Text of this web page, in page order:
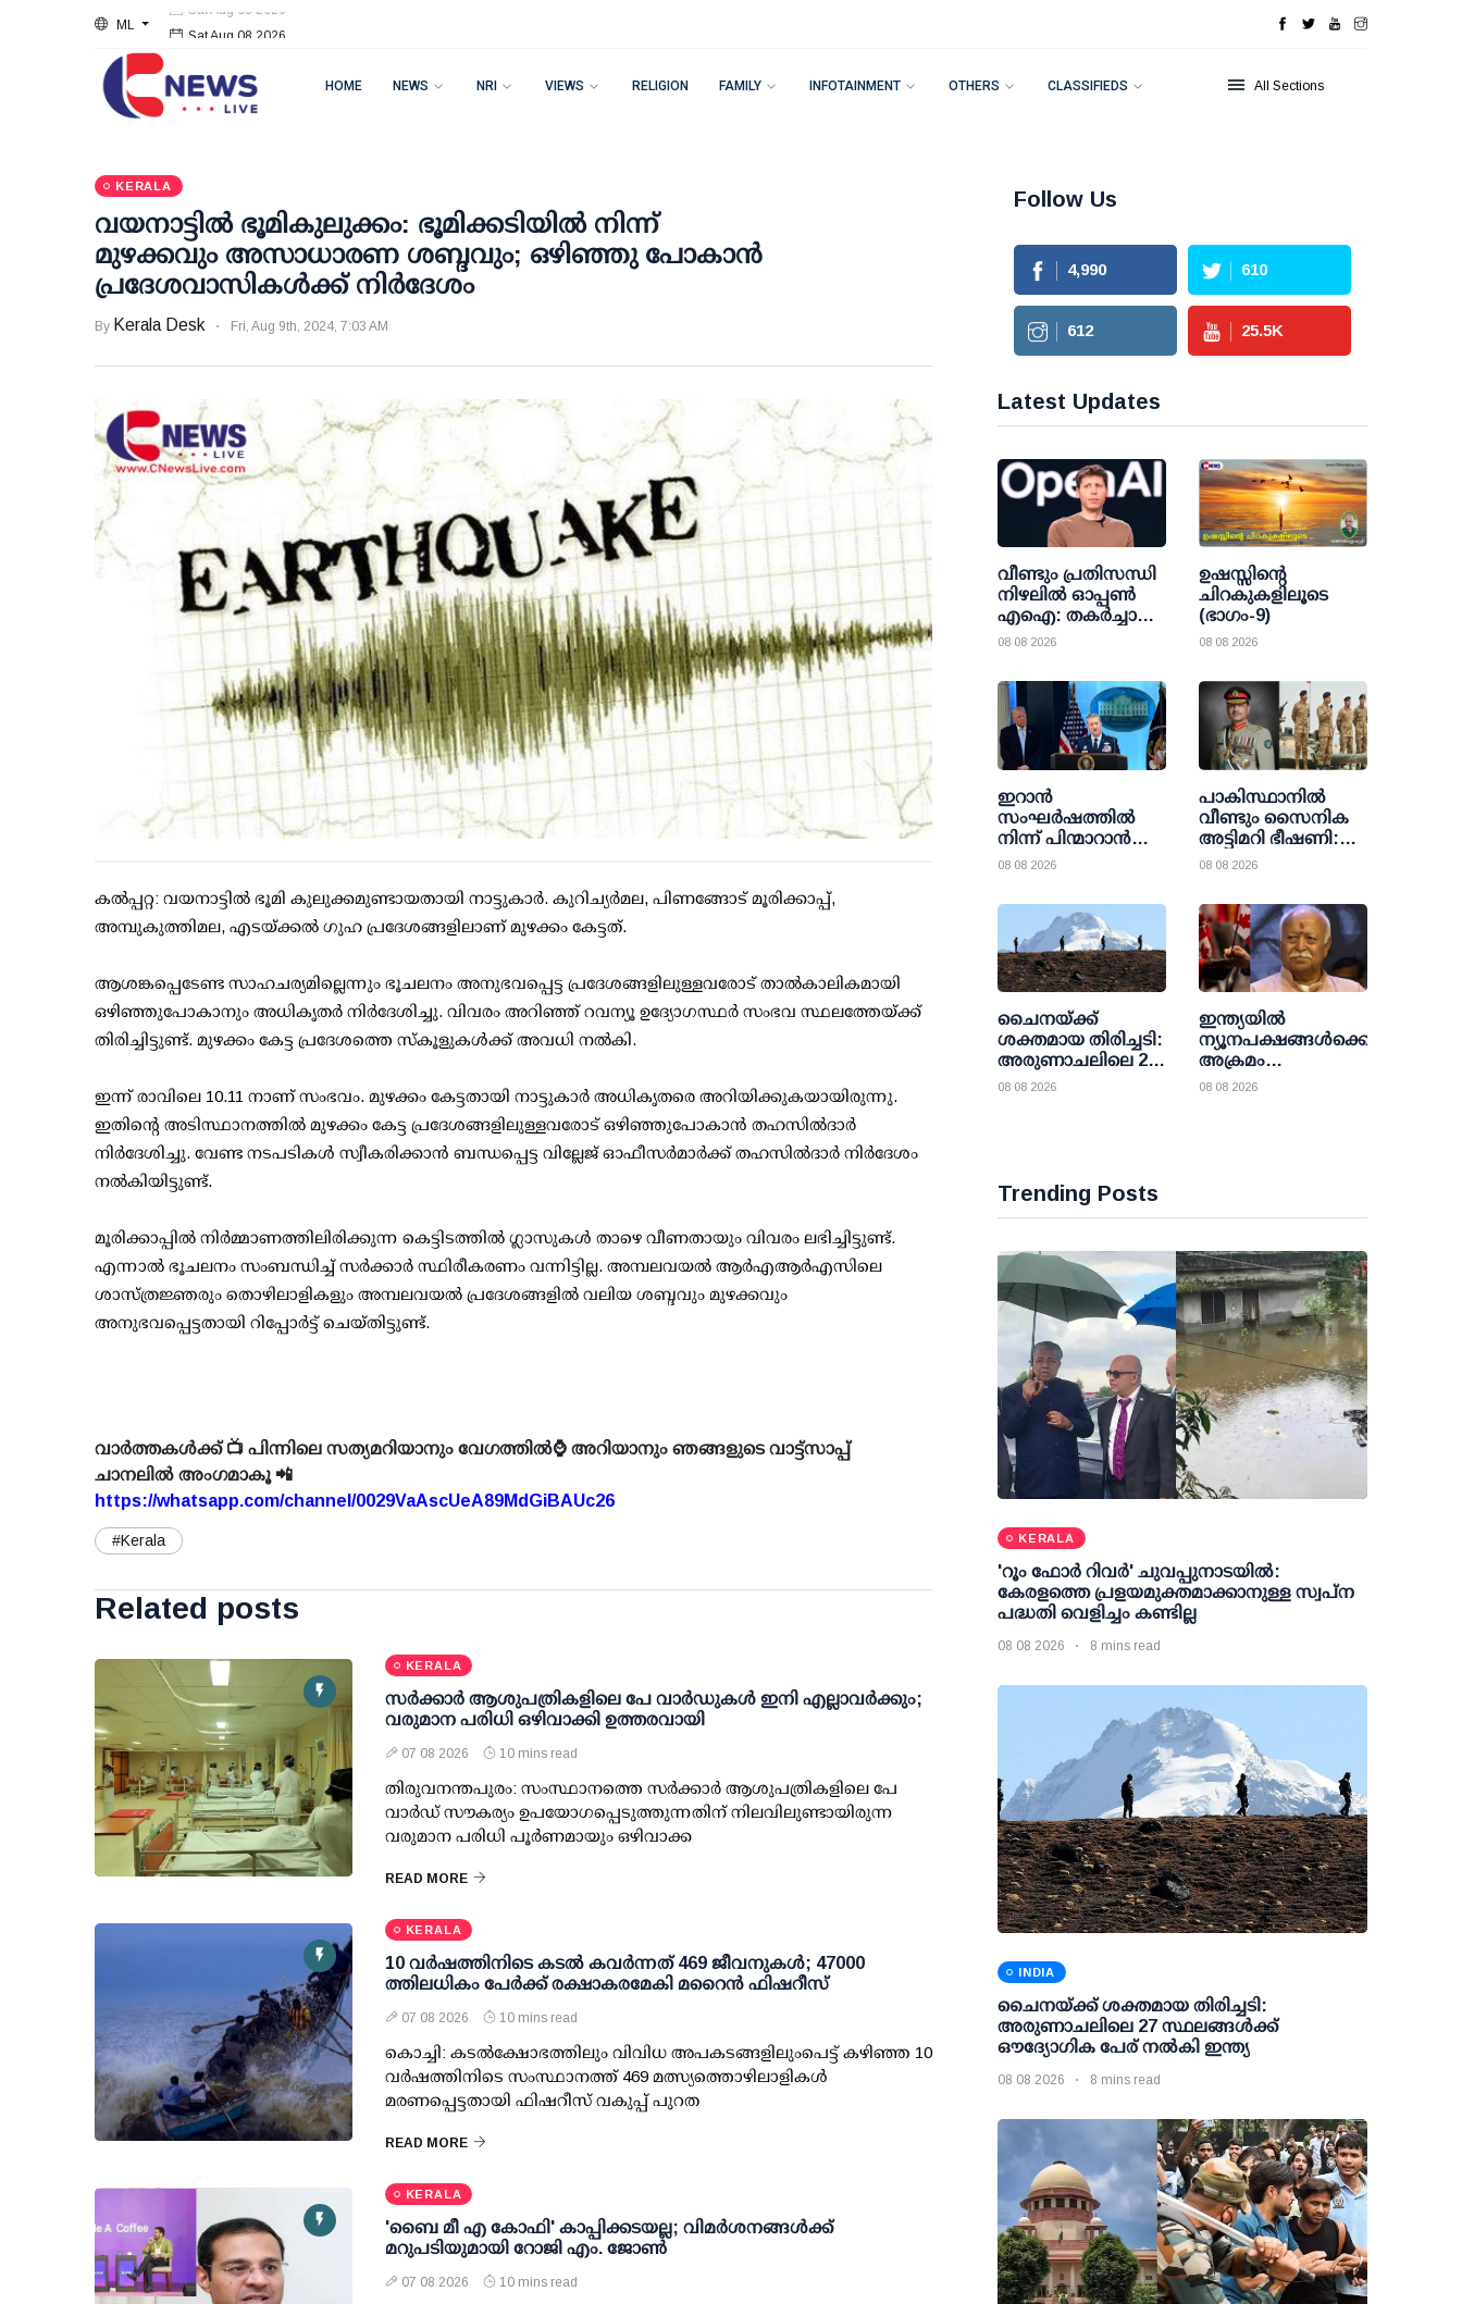
ML
HOME NEWS NRI VIEWS RELIGION FAMILY INFOTAINMENT OTHERS CLASSIFIEDS All Sections
KERALA
വയനാട്ടില്‍ ഭൂമികുലുക്കം: ഭൂമിക്കടിയില്‍ നിന്ന്
മുഴക്കവും അസാധാരണ ശബ്ദവും; ഒഴിഞ്ഞു പോകാന്‍
പ്രദേശവാസികള്‍ക്ക് നിര്‍ദേശം
By Kerala Desk Fri, Aug 9th, 2024, 7:03 AM
കല്‍പ്പറ്റ: വയനാട്ടില്‍ ഭൂമി കുലുക്കമുണ്ടായതായി നാട്ടുകാര്‍. കുറിച്യര്‍മല, പിണങ്ങോട് മൂരിക്കാപ്പ്,
അമ്പുകുത്തിമല, എടയ്ക്കല്‍ ഗുഹ പ്രദേശങ്ങളിലാണ് മുഴക്കം കേട്ടത്.
ആശങ്കപ്പെടേണ്ട സാഹചര്യമില്ലെന്നും ഭൂചലനം അനുഭവപ്പെട്ട പ്രദേശങ്ങളിലുള്ളവരോട് താല്‍കാലികമായി
ഒഴിഞ്ഞുപോകാനും അധികൃതര്‍ നിര്‍ദേശിച്ചു. വിവരം അറിഞ്ഞ് റവന്യൂ ഉദ്യോഗസ്ഥര്‍ സംഭവ സ്ഥലത്തേയ്ക്ക്
തിരിച്ചിട്ടുണ്ട്. മുഴക്കം കേട്ട പ്രദേശത്തെ സ്‌കൂളുകള്‍ക്ക് അവധി നല്‍കി.
ഇന്ന് രാവിലെ 10.11 നാണ് സംഭവം. മുഴക്കം കേട്ടതായി നാട്ടുകാര്‍ അധികൃതരെ അറിയിക്കുകയായിരുന്നു.
ഇതിന്റെ അടിസ്ഥാനത്തില്‍ മുഴക്കം കേട്ട പ്രദേശങ്ങളിലുള്ളവരോട് ഒഴിഞ്ഞുപോകാന്‍ തഹസില്‍ദാര്‍
നിര്‍ദേശിച്ചു. വേണ്ട നടപടികള്‍ സ്വീകരിക്കാന്‍ ബന്ധപ്പെട്ട വില്ലേജ് ഓഫീസര്‍മാര്‍ക്ക് തഹസില്‍ദാര്‍ നിര്‍ദേശം
നല്‍കിയിട്ടുണ്ട്.
മൂരിക്കാപ്പില്‍ നിര്‍മ്മാണത്തിലിരിക്കുന്ന കെട്ടിടത്തില്‍ ഗ്ലാസുകള്‍ താഴെ വീണതായും വിവരം ലഭിച്ചിട്ടുണ്ട്.
എന്നാല്‍ ഭൂചലനം സംബന്ധിച്ച് സര്‍ക്കാര്‍ സ്ഥിരീകരണം വന്നിട്ടില്ല. അമ്പലവയല്‍ ആര്‍എആര്‍എസിലെ
ശാസ്ത്രജ്ഞരും തൊഴിലാളികളും അമ്പലവയല്‍ പ്രദേശങ്ങളില്‍ വലിയ ശബ്ദവും മുഴക്കവും
അനുഭവപ്പെട്ടതായി റിപ്പോര്‍ട്ട് ചെയ്തിട്ടുണ്ട്.
വാർത്തകൾക്ക് 📺 പിന്നിലെ സത്യമറിയാനും വേഗത്തിൽ⌚ അറിയാനും ഞങ്ങളുടെ വാട്ട്സാപ്പ്
ചാനലിൽ അംഗമാകൂ 📲
https://whatsapp.com/channel/0029VaAscUeA89MdGiBAUc26
#Kerala
Related posts
KERALA
സര്‍ക്കാര്‍ ആശുപത്രികളിലെ പേ വാര്‍ഡുകള്‍ ഇനി എല്ലാവര്‍ക്കും;
വരുമാന പരിധി ഒഴിവാക്കി ഉത്തരവായി
07 08 2026 10 mins read
തിരുവനന്തപുരം: സംസ്ഥാനത്തെ സര്‍ക്കാര്‍ ആശുപത്രികളിലെ പേ
വാര്‍ഡ് സൗകര്യം ഉപയോഗപ്പെടുത്തുന്നതിന് നിലവിലുണ്ടായിരുന്ന
വരുമാന പരിധി പൂര്‍ണമായും ഒഴിവാക്ക
READ MORE
KERALA
10 വര്‍ഷത്തിനിടെ കടല്‍ കവര്‍ന്നത് 469 ജീവനുകള്‍; 47000
ത്തിലധികം പേര്‍ക്ക് രക്ഷാകരമേകി മറൈന്‍ ഫിഷറീസ്
07 08 2026 10 mins read
കൊച്ചി: കടല്‍ക്ഷോഭത്തിലും വിവിധ അപകടങ്ങളിലുംപെട്ട് കഴിഞ്ഞ 10
വര്‍ഷത്തിനിടെ സംസ്ഥാനത്ത് 469 മത്സ്യത്തൊഴിലാളികള്‍
മരണപ്പെട്ടതായി ഫിഷറീസ് വകുപ്പ് പുറത
READ MORE
KERALA
'ബൈ മീ എ കോഫി' കാപ്പിക്കടയല്ല; വിമര്‍ശനങ്ങള്‍ക്ക്
മറുപടിയുമായി റോജി എം. ജോണ്‍
07 08 2026 10 mins read
Follow Us
4,990 610
612 25.5K
Latest Updates
വീണ്ടും പ്രതിസന്ധി
നിഴലില്‍ ഓപ്പണ്‍
എഐ: തകര്‍ച്ചാ
മുന്നറിയിപ്പുകളെ
ശുഭാപ്തി
വിശ്വാസവുമായി
സാം ഓള്‍ട്ട്മാന്‍
08 08 2026
ഉഷസ്സിന്റെ
ചിറകുകളിലൂടെ
(ഭാഗം-9)
08 08 2026
ഇറാന്‍
സംഘര്‍ഷത്തില്‍
നിന്ന് പിന്മാറാന്‍
യു.എസ് നീക്കം;
തേടി ട്രംപ്
ഭരണകൂടം
08 08 2026
പാകിസ്ഥാനില്‍
വീണ്ടും സൈനിക
അട്ടിമറി ഭീഷണി:
അസിം മുനീറിന്റെ
ഉറ്റുനോക്കി
ലോകരാഷ്ട്രങ്ങള്‍
08 08 2026
ചൈനയ്ക്ക്
ശക്തമായ തിരിച്ചടി:
അരുണാചലിലെ 27
സ്ഥലങ്ങള്‍ക്ക്
08 08 2026
ഇന്ത്യയില്‍
ന്യൂനപക്ഷങ്ങള്‍ക്കെതിരെ
അക്രമം
അഴിച്ചുവിടുന്ന
08 08 2026
Trending Posts
KERALA
'റൂം ഫോര്‍ റിവര്‍' ചുവപ്പുനാടയില്‍:
കേരളത്തെ പ്രളയമുക്തമാക്കാനുള്ള സ്വപ്ന
പദ്ധതി വെളിച്ചം കണ്ടില്ല
08 08 2026 8 mins read
INDIA
ചൈനയ്ക്ക് ശക്തമായ തിരിച്ചടി:
അരുണാചലിലെ 27 സ്ഥലങ്ങള്‍ക്ക്
ഔദ്യോഗിക പേര് നല്‍കി ഇന്ത്യ
08 08 2026 8 mins read